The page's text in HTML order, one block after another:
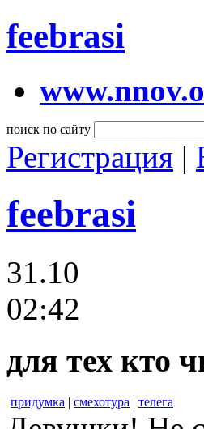
feebrasi
поиск по сайту
Регистрация |
feebrasi
31.10
02:42
для тех кто
придумка | смехотура | телега